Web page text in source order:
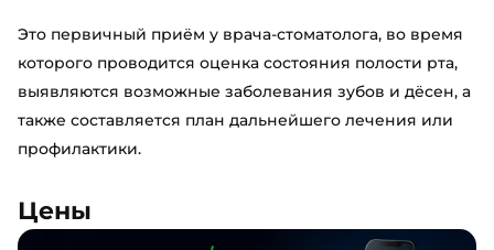
Это первичный приём у врача-стоматолога, во время
которого проводится оценка состояния полости рта,
выявляются возможные заболевания зубов и дёсен, а
также составляется план дальнейшего лечения или
профилактики.
Цены